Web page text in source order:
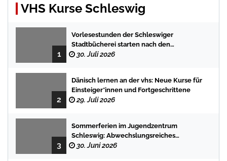
VHS Kurse Schleswig
1
Vorlesestunden der Schleswiger
Stadtbücherei starten nach den
Sommerferien mit spannenden
30. Juli 2026
2
Dänisch lernen an der vhs: Neue Kurse für
Einsteiger*innen und Fortgeschrittene
29. Juli 2026
3
Sommerferien im Jugendzentrum
Schleswig: Abwechslungsreiches
Programm für Kinder und Jugendliche
30. Juni 2026